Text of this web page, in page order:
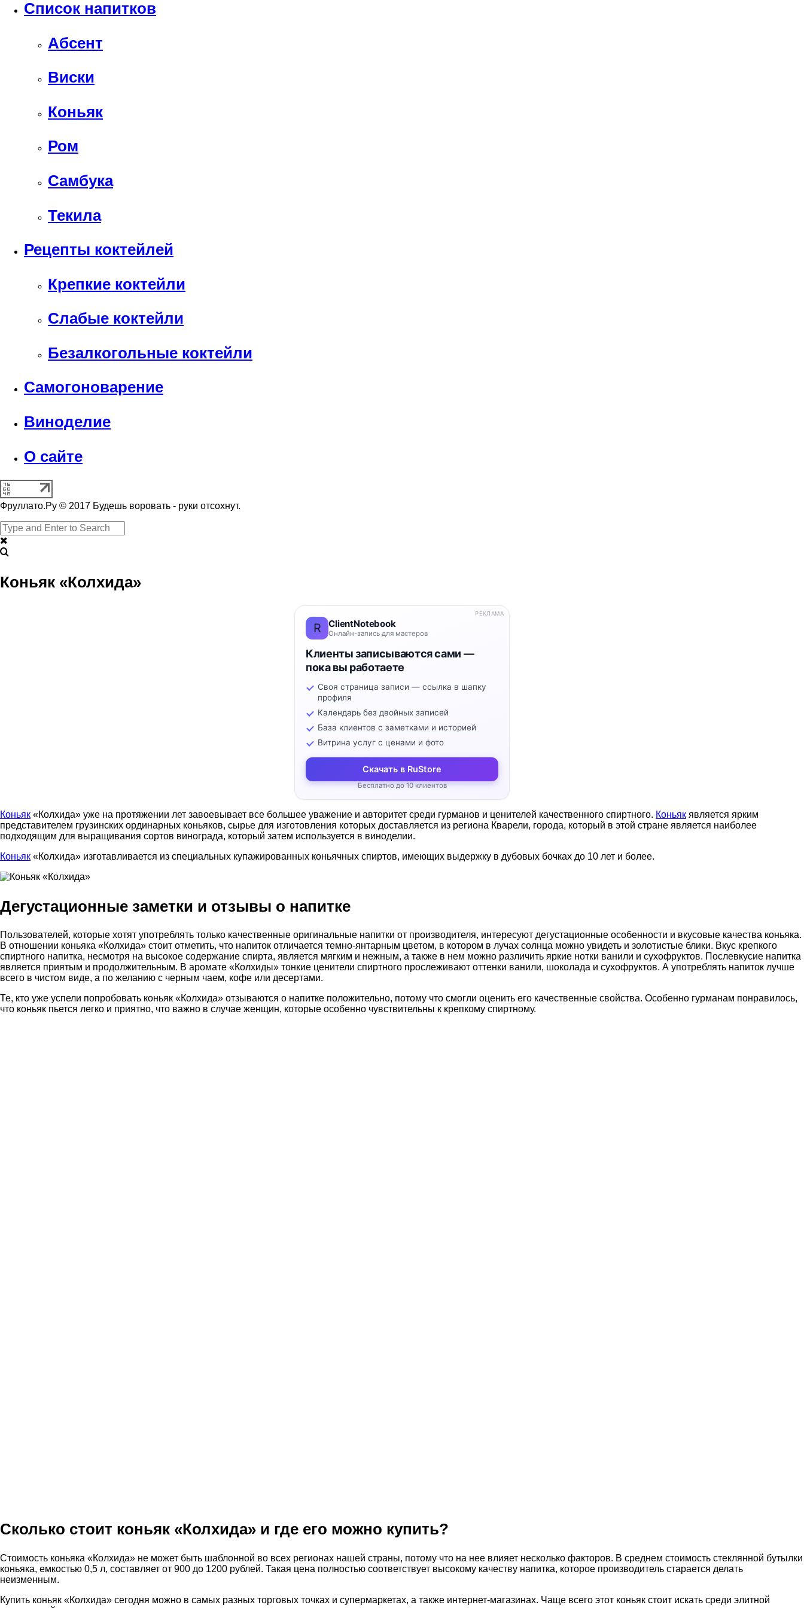
Список напитков
Абсент
Виски
Коньяк
Ром
Самбука
Текила
Рецепты коктейлей
Крепкие коктейли
Слабые коктейли
Безалкогольные коктейли
Самогоноварение
Виноделие
О сайте
Фруллато.Ру © 2017 Будешь воровать - руки отсохнут.
Коньяк «Колхида»
R ClientNotebook
Онлайн-запись для мастеров
Клиенты записываются сами —
пока вы работаете
Своя страница записи — ссылка в шапку
профиля
Календарь без двойных записей
База клиентов с заметками и историей
Витрина услуг с ценами и фото
Скачать в RuStore
Бесплатно до 10 клиентов
РЕКЛАМА
Коньяк «Колхида» уже на протяжении лет завоевывает все большее уважение и авторитет среди гурманов и ценителей качественного спиртного. Коньяк является ярким
представителем грузинских ординарных коньяков, сырье для изготовления которых доставляется из региона Кварели, города, который в этой стране является наиболее
подходящим для выращивания сортов винограда, который затем используется в виноделии.
Коньяк «Колхида» изготавливается из специальных купажированных коньячных спиртов, имеющих выдержку в дубовых бочках до 10 лет и более.
Дегустационные заметки и отзывы о напитке
Пользователей, которые хотят употреблять только качественные оригинальные напитки от производителя, интересуют дегустационные особенности и вкусовые качества коньяка.
В отношении коньяка «Колхида» стоит отметить, что напиток отличается темно-янтарным цветом, в котором в лучах солнца можно увидеть и золотистые блики. Вкус крепкого
спиртного напитка, несмотря на высокое содержание спирта, является мягким и нежным, а также в нем можно различить яркие нотки ванили и сухофруктов. Послевкусие напитка
является приятым и продолжительным. В аромате «Колхиды» тонкие ценители спиртного прослеживают оттенки ванили, шоколада и сухофруктов. А употреблять напиток лучше
всего в чистом виде, а по желанию с черным чаем, кофе или десертами.
Те, кто уже успели попробовать коньяк «Колхида» отзываются о напитке положительно, потому что смогли оценить его качественные свойства. Особенно гурманам понравилось,
что коньяк пьется легко и приятно, что важно в случае женщин, которые особенно чувствительны к крепкому спиртному.
Сколько стоит коньяк «Колхида» и где его можно купить?
Стоимость коньяка «Колхида» не может быть шаблонной во всех регионах нашей страны, потому что на нее влияет несколько факторов. В среднем стоимость стеклянной бутылки
коньяка, емкостью 0,5 л, составляет от 900 до 1200 рублей. Такая цена полностью соответствует высокому качеству напитка, которое производитель старается делать
неизменным.
Купить коньяк «Колхида» сегодня можно в самых разных торговых точках и супермаркетах, а также интернет-магазинах. Чаще всего этот коньяк стоит искать среди элитной